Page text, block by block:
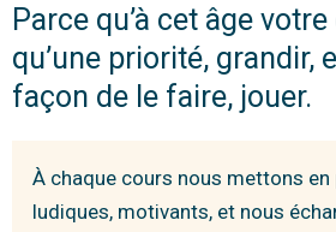
Parce qu’à cet âge votre
qu’une priorité, grandir,
façon de le faire, jouer.
À chaque cours nous mettons
ludiques, motivants, et nous